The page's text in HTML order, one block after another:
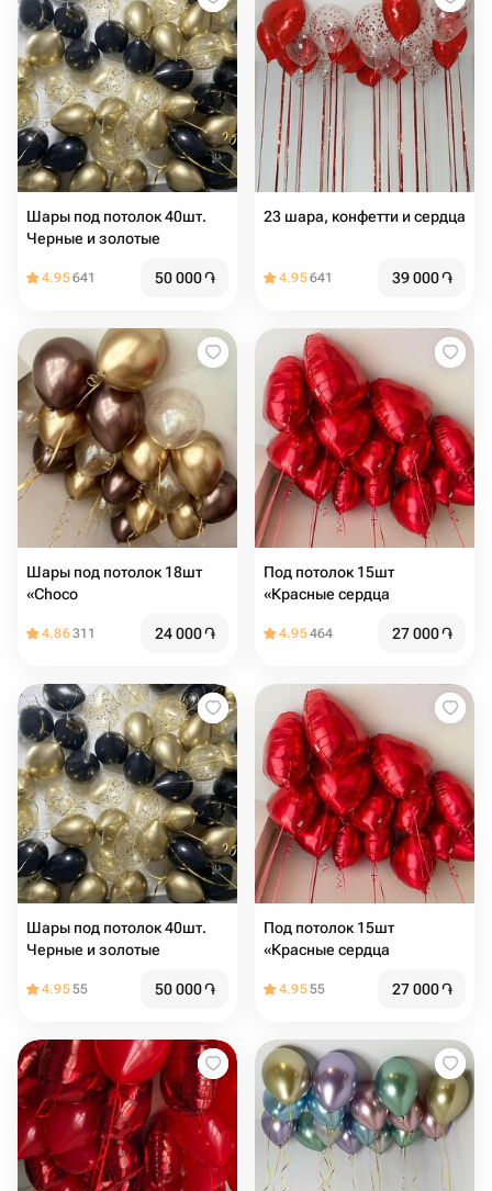
Шары под потолок 40шт.
Черные и золотые
4.95641 50 000֏
23 шара, конфетти и сердца
4.95641 39 000֏
Шары под потолок 18шт
«Choco
4.86311 24 000֏
Под потолок 15шт
«Красные сердца
4.95464 27 000֏
Шары под потолок 40шт.
Черные и золотые
4.9555 50 000֏
Под потолок 15шт
«Красные сердца
4.9555 27 000֏